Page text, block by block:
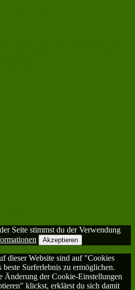
Seite stimmst du der Verwendung
Akzeptieren
dieser Website sind auf "Cookies
beste Surferlebnis zu ermöglichen.
Änderung der Cookie-Einstellungen
klickst, erklärst du sich damit